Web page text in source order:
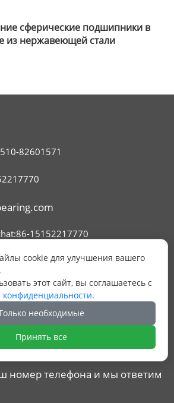
сферические подшипники в
из нержавеющей стали
82601571
15152217770
NORTH XINGYUAN ROAD,
УСИ, КИТАЙ.
номер телефона и мы ответим
cookie для улучшения вашего
этот сайт, вы соглашаетесь с
конфиденциальности.
необходимые
Принять все